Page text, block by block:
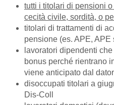
tutti i titolari di pensioni
cecità civile, sordità, o
titolari di trattamenti di
pensione (es. APE,
lavoratori dipendenti
bonus perché rientrano
viene anticipato dal
disoccupati titolari a
Dis-Coll